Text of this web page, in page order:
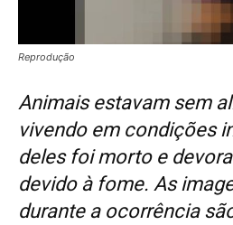
Reprodução
Animais estavam sem
vivendo em condições
deles foi morto e
devido à fome. As
durante a ocorrência